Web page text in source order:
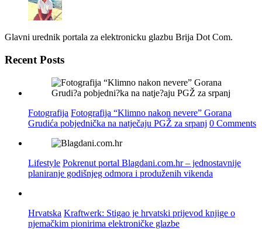
Glavni urednik portala za elektronicku glazbu Brija Dot Com.
Recent Posts
Fotografija Fotografija “Klimno nakon nevere” Gorana
Grudića pobjednička na natječaju PGŽ za srpanj 0 Comments
Lifestyle Pokrenut portal Blagdani.com.hr – jednostavnije
planiranje godišnjeg odmora i produženih vikenda
Hrvatska Kraftwerk: Stigao je hrvatski prijevod knjige o
njemačkim pionirima elektroničke glazbe